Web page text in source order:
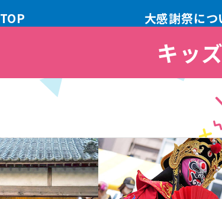
TOP 大感謝祭につ
キッ